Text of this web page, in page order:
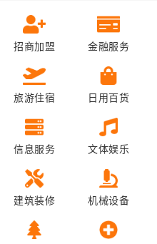
招商加盟 金融服务
旅游住宿 日用百货
信息服务 文体娱乐
建筑装修 机械设备